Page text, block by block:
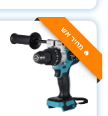
משחזת זווית
משחזת ציר
ניירות ליטוש
נעלי עבודה
סוללות
🔥 מחיר אש